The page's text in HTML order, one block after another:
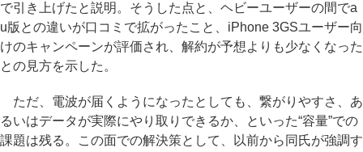
で引き上げたと説明。そうした点と、ヘビーユーザーの間でa
u版との違いが口コミで拡がったこと、iPhone 3GSユーザー向
けのキャンペーンが評価され、解約が予想よりも少なくなった
との見方を示した。
ただ、電波が届くようになったとしても、繋がりやすさ、あ
るいはデータが実際にやり取りできるか、といった“容量”での
課題は残る。この面での解決策として、以前から同氏が強調す